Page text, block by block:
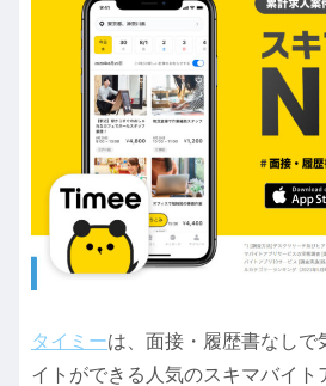
タイミーは、面接・履歴書なしで
イトができる人気のスキマバイト